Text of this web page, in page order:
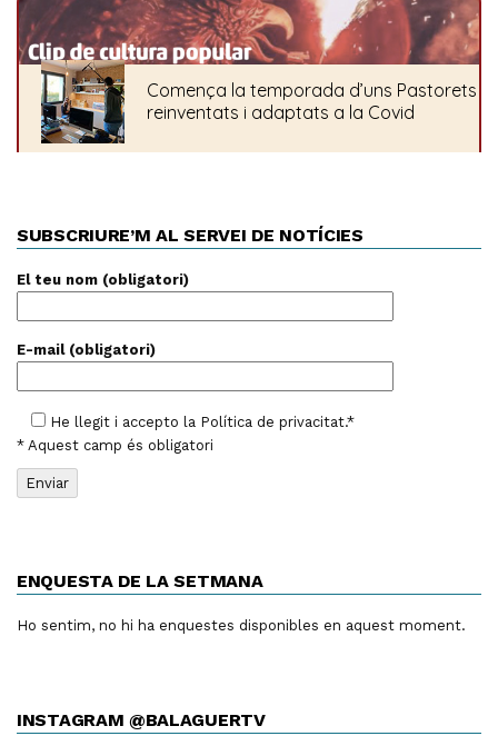
SUBSCRIURE’M AL SERVEI DE NOTÍCIES
El teu nom (obligatori)
E-mail (obligatori)
He llegit i accepto la Política de privacitat.*
* Aquest camp és obligatori
ENQUESTA DE LA SETMANA
Ho sentim, no hi ha enquestes disponibles en aquest moment.
INSTAGRAM @BALAGUERTV